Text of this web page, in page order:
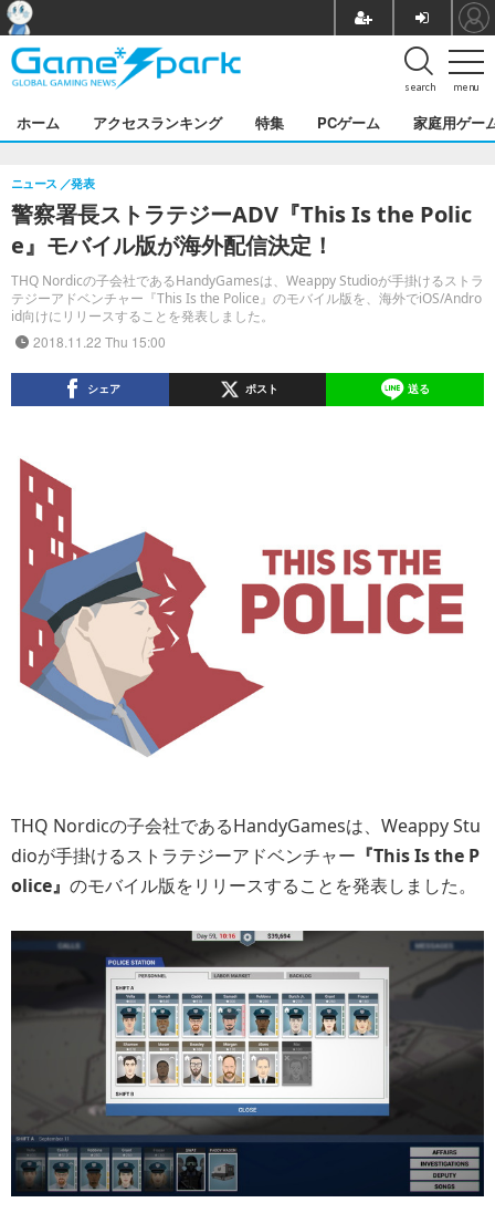
menu
search
ホーム アクセスランキング 特集 PCゲーム 家庭用ゲー
警察署長ストラテジーADV『This Is the Polic
e』モバイル版が海外配信決定！
THQ Nordicの子会社であるHandyGamesは、Weappy Studioが手掛けるストラ
テジーアドベンチャー『This Is the Police』のモバイル版を、海外でiOS/Andro
id向けにリリースすることを発表しました。
ニュース 発表
2018.11.22 Thu 15:00
シェア ポスト 送る
THQ Nordicの子会社であるHandyGamesは、Weappy Stu
dioが手掛けるストラテジーアドベンチャー 『This Is the P
olice』 のモバイル版をリリースすることを発表しました。